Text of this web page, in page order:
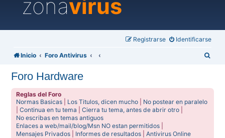
zonavirus
Identificarse
Registrarse
Inicio Foro Antivirus
Foro Hardware
Reglas del Foro
Normas Basicas
Los Titulos, dicen mucho
No postear en paralelo
|Continua en tu tema |Cierra tu tema, antes de abrir otro
No escribas en temas antiguos
Enlaces a web/mail/blog/Msn NO estan permitidos
Mensajes Privados
Informes de resultados |Antivirus Online